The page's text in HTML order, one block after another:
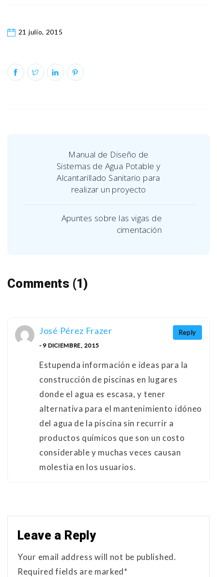
21 julio, 2015
Manual de Diseño de
Sistemas de Agua Potable y
Alcantarillado Sanitario para
realizar un proyecto
Apuntes sobre las vigas de
cimentación
Comments (1)
Reply
José Pérez Frazer
- 9 DICIEMBRE, 2015
Estupenda información e ideas para la
construcción de piscinas en lugares
donde el agua es escasa, y tener
alternativa para el mantenimiento idóneo
del agua de la piscina sin recurrir a
productos químicos que son un costo
considerable y muchas veces causan
molestia en los usuarios.
Leave a Reply
Your email address will not be published.
Required fields are marked*